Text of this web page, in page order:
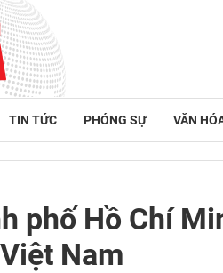
TIN TỨC PHÓNG SỰ VĂN
phố Hồ Chí
Nam